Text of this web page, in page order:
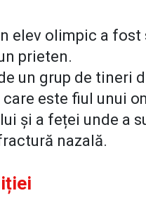
elev olimpic a fost
prieten.
un grup de tineri
care este fiul unui
și a feței unde a
nazală.